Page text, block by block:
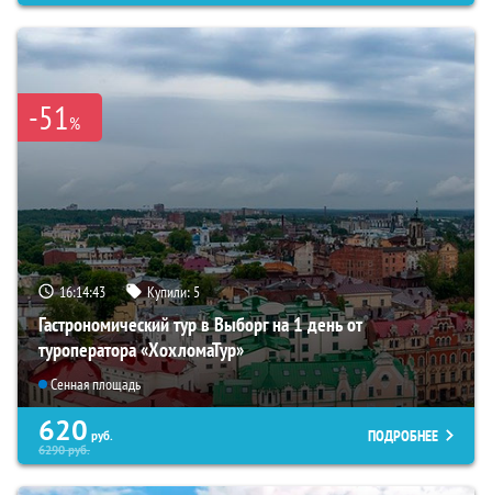
-51%
16:14:41 Купили:5
Гастрономический тур в Выборг на 1 день от
туроператора «ХохломаТур»
Сенная площадь
620 руб.
6290руб.
ПОДРОБНЕЕ